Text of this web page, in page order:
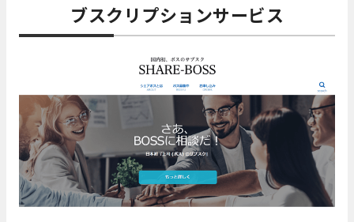
ブスクリプションサービス